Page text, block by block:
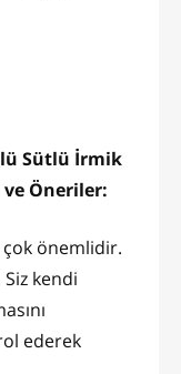
Sütlü İrmik
ve Öneriler:
çok önemlidir.
kendi
ederek